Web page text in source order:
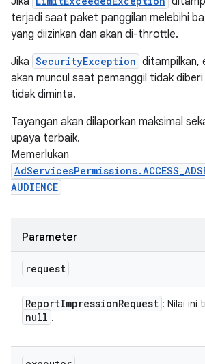
terjadi saat paket panggilan melebihi
yang diizinkan dan akan di-throttle.
Jika SecurityException
akan muncul saat pemanggil tidak
tidak diminta.
Tayangan akan dilaporkan maksimal
upaya terbaik.
Memerlukan
AUDIENCE
Parameter
request
ReportImpressionRequest : Nilai ini
null .